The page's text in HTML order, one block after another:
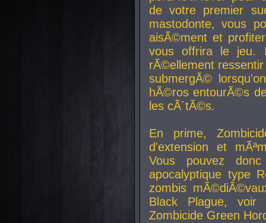
de votre premier
mastodonte, vous
aisÃ©ment et
vous offrira le jeu.
rÃ©ellement
submergÃ©
hÃ©ros entourÃ©s
les cÃ´tÃ©s.
En prime,
d'extension et
Vous pouvez
apocalyptique type
zombis
Black Plague,
Zombicide Green